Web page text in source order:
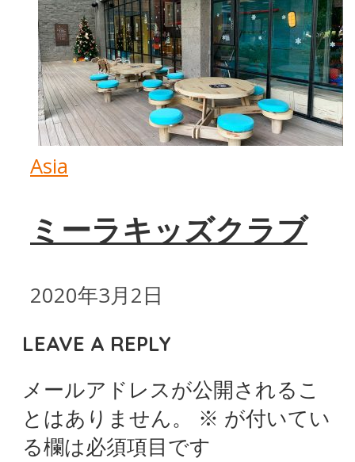
Asia
ミーラキッズクラブ
2020年3月2日
LEAVE A REPLY
メールアドレスが公開されるこ
とはありません。
※ が付いてい
る欄は必須項目です